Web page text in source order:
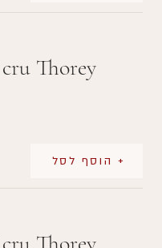
cru Thorey
+ הוסף לסל